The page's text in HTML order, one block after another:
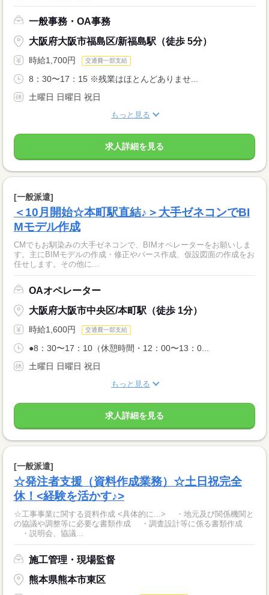
一般事務・OA事務
大阪府大阪市福島区/新福島駅（徒歩 5分）
時給1,700円 交通費一部支給
8：30〜17：15 ※残業はほとんどありませ...
土曜日 日曜日 祝日
もっと見る
求人詳細を見る
[一般派遣]
＜10月開始☆本町駅直結♪＞大手ゼネコンでBI
Mモデル作成
CMでもお馴染みの大手ゼネコンで、BIMオペレーターをお願いしま
す。主にBIMモデルの作成・修正やパース作成、仮設図面の作成をお
任せします。その他に...
OAオペレーター
大阪府大阪市中央区/本町駅（徒歩 1分）
時給1,600円 交通費一部支給
●8：30〜17：10（休憩時間・12：00〜13：0...
土曜日 日曜日 祝日
もっと見る
求人詳細を見る
[一般派遣]
☆発注者支援（資料作成業務）☆土日祝完全
休！<経験を活かす♪>
☆工事事業に関する資料作成 <具体的に...> ・地元及び関係機関と
の協議や調整等に必要な書類作成 ・調査設計等に係る書類作成
・説明会、協議...
施工管理・現場監督
熊本県熊本市東区